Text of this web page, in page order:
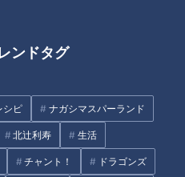
ンドタグ
シピ ナガシマスパーランド
北辻利寿 生活
チャント！ ドラゴンズ
また、インパクトが強すぎる
さん。カゴを4つのせられる
ーズにできます。店長が全体
異なり、こちらでは各売り場
あるのが最大の特徴。その道
掛けることで、より専門的で